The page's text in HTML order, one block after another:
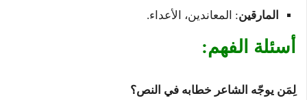
المارقين: المعاندين، الأعداء.
أسئلة الفهم:
لِمَن يوجّه الشاعر خطابه في النص؟